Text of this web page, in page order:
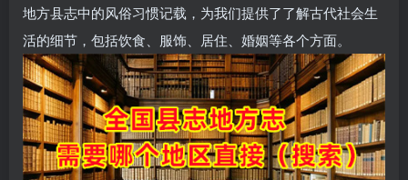
地方县志中的风俗习惯记载，为我们提供了了解古代社会生
活的细节，包括饮食、服饰、居住、婚姻等各个方面。